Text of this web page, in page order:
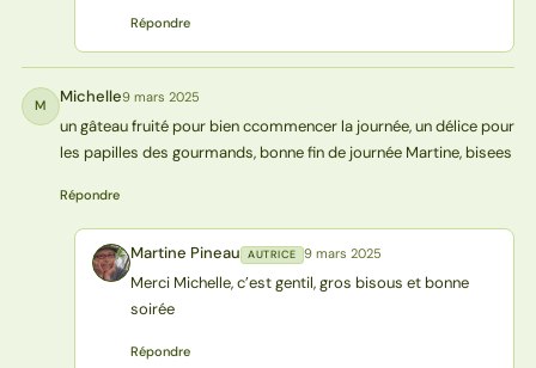
Répondre
M Michelle9 mars 2025
un gâteau fruité pour bien ccommencer la journée, un délice pour
les papilles des gourmands, bonne fin de journée Martine, bisees
Répondre
MP Martine Pineau AUTRICE 9 mars 2025
Merci Michelle, c’est gentil, gros bisous et bonne
soirée
Répondre